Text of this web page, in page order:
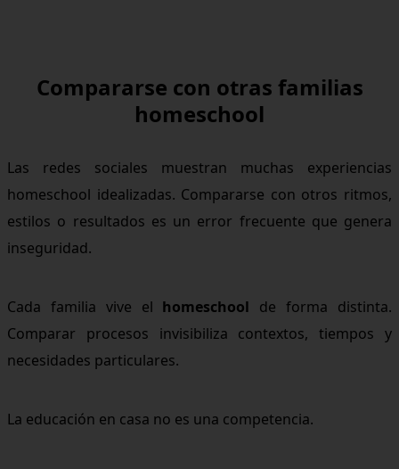
Compararse con otras familias
homeschool
Las redes sociales muestran muchas experiencias
homeschool idealizadas. Compararse con otros ritmos,
estilos o resultados es un error frecuente que genera
inseguridad.
Cada familia vive el homeschool de forma distinta.
Comparar procesos invisibiliza contextos, tiempos y
necesidades particulares.
La educación en casa no es una competencia.